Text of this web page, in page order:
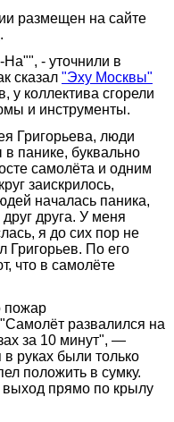
размещен на сайте
.
- уточнили в
сказал "Эху Москвы"
коллектива сгорели
и инструменты.
Григорьева, люди
панике, буквально
самолёта и одним
заискрилось,
началась паника,
друга. У меня
я до сих пор не
Григорьев. По его
что в самолёте
пожар
развалился на
за 10 минут", —
руках были только
положить в сумку.
выход прямо по крылу